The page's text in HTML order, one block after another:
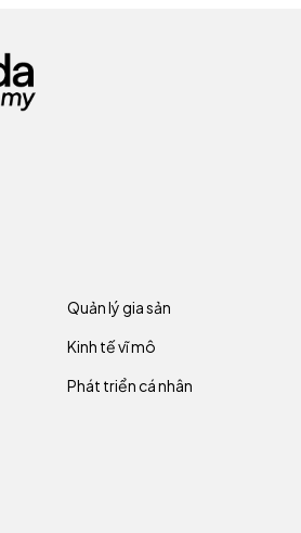
Quản lý gia sản
Kinh tế vĩ mô
Phát triển cá nhân